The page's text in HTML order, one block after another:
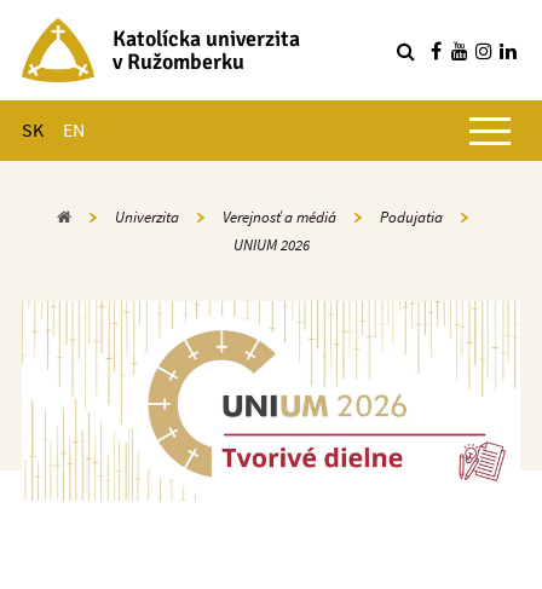
Katolícka univerzita
v Ružomberku
SK EN
Hlavné menu
Domov Univerzita Verejnosť a médiá
Podujatia
UNIUM 2026